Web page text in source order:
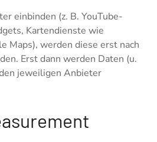
einbinden (z. B. YouTube-
Kartendienste wie
Maps), werden diese erst nach
Erst dann werden Daten (u.
jeweiligen Anbieter